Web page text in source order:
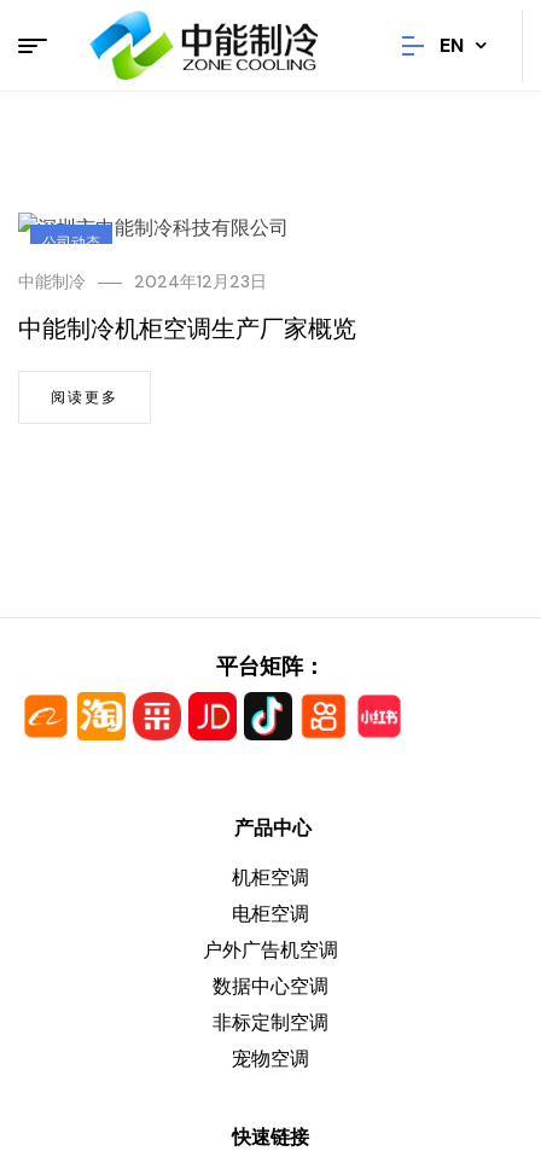
EN
公司动态
中能制冷 2024年12月23日
中能制冷机柜空调生产厂家概览
阅读更多
平台矩阵：
产品中心
机柜空调
电柜空调
户外广告机空调
数据中心空调
非标定制空调
宠物空调
快速链接